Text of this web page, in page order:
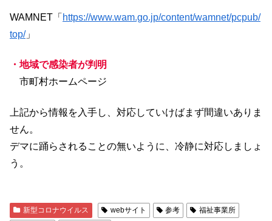
WAMNET「 https://www.wam.go.jp/content/wamnet/pcpub/
top/」
・地域で感染者が判明
市町村ホームページ
上記から情報を入手し、対応していけばまず間違いありま
せん。
デマに踊らされることの無いように、冷静に対応しましょ
う。
新型コロナウイルス webサイト 参考
福祉事業所